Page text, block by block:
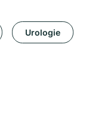
Urologie